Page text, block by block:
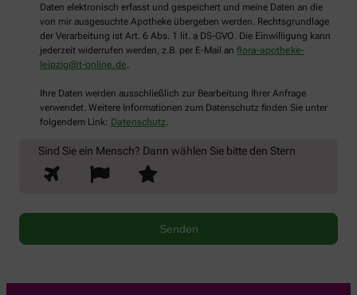
Daten elektronisch erfasst und gespeichert und meine Daten an die
von mir ausgesuchte Apotheke übergeben werden. Rechtsgrundlage
der Verarbeitung ist Art. 6 Abs. 1 lit. a DS-GVO. Die Einwilligung kann
jederzeit widerrufen werden, z.B. per E-Mail an flora-apotheke-
leipzig@t-online.de.
Ihre Daten werden ausschließlich zur Bearbeitung Ihrer Anfrage
verwendet. Weitere Informationen zum Datenschutz finden Sie unter
folgendem Link: Datenschutz.
Sind Sie ein Mensch? Dann wählen Sie bitteden Stern